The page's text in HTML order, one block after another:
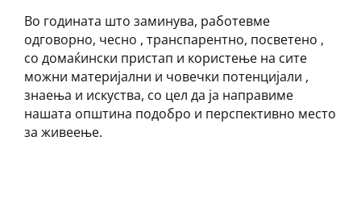
Во годината што заминува, работевме
одговорно, чесно , транспарентно, посветено ,
со домаќински пристап и користење на сите
можни материјални и човечки потенцијали ,
знаења и искуства, со цел да ја направиме
нашата општина подобро и перспективно место
за живеење.